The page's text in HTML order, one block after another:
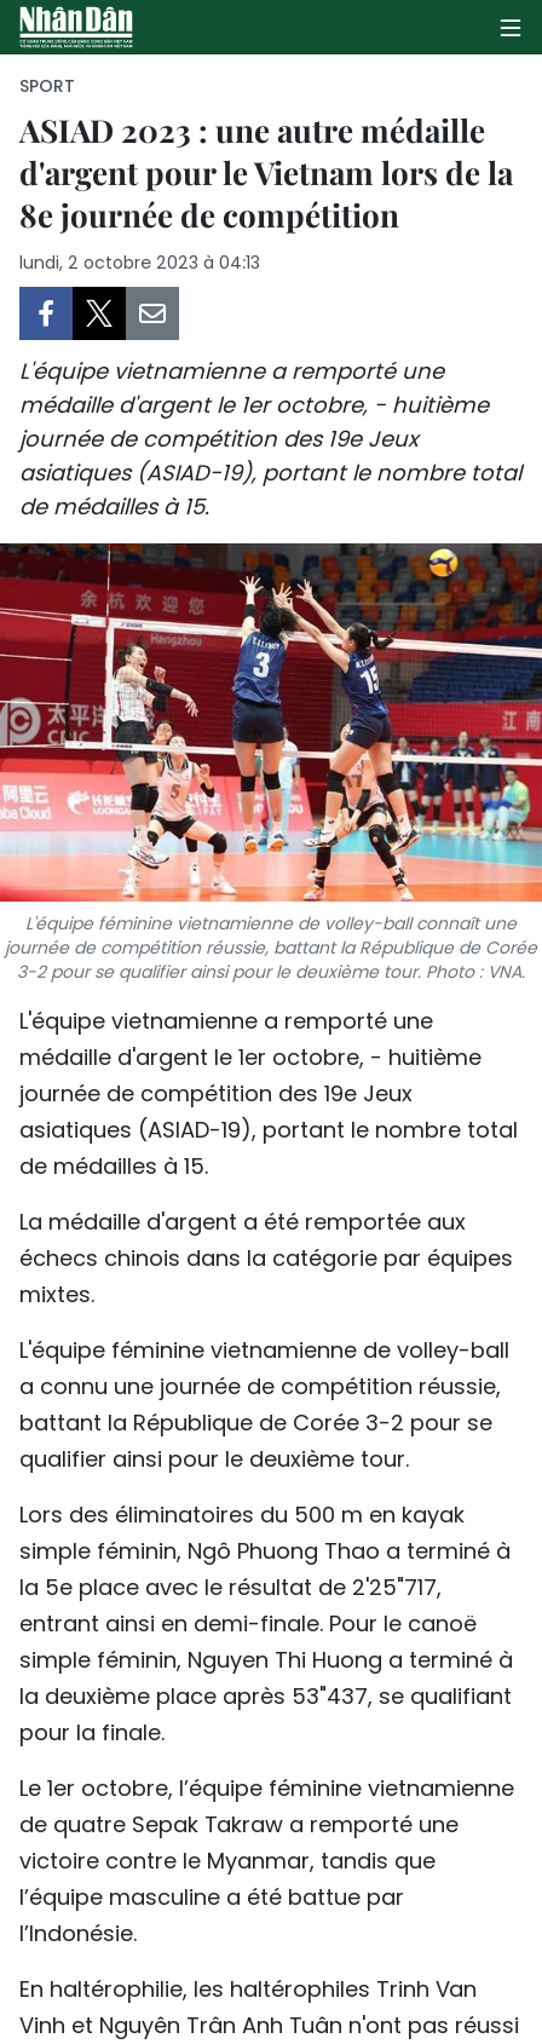
PAGE D'ACCUEIL
POLITIQUE
CULTURE
TOURISME
ENVIRONNEMENT
SPORT
FRANCOPHONIE
PAYS NATAL
INTERNATIONAL
MÉGASTORIE
INFOGRAPHIE
PHOTO
VIDÉO
À PROPOS DU "PEUPLE"
TIẾNG VIỆT
ENGLISH
中文
ESPAÑOL
SPORT
ASIAD 2023 : une autre médaille
d'argent pour le Vietnam lors de la
8e journée de compétition
lundi, 2 octobre 2023 à 04:13
L'équipe vietnamienne a remporté une
médaille d'argent le 1er octobre, - huitième
journée de compétition des 19e Jeux
asiatiques (ASIAD-19), portant le nombre total
de médailles à 15.
L'équipe féminine vietnamienne de volley-ball connaît une
journée de compétition réussie, battant la République de Corée
3-2 pour se qualifier ainsi pour le deuxième tour. Photo : VNA.
L'équipe vietnamienne a remporté une
médaille d'argent le 1er octobre, - huitième
journée de compétition des 19e Jeux
asiatiques (ASIAD-19), portant le nombre total
de médailles à 15.
La médaille d'argent a été remportée aux
échecs chinois dans la catégorie par équipes
mixtes.
L'équipe féminine vietnamienne de volley-ball
a connu une journée de compétition réussie,
battant la République de Corée 3-2 pour se
qualifier ainsi pour le deuxième tour.
Lors des éliminatoires du 500 m en kayak
simple féminin, Ngô Phuong Thao a terminé à
la 5e place avec le résultat de 2'25"717,
entrant ainsi en demi-finale. Pour le canoë
simple féminin, Nguyen Thi Huong a terminé à
la deuxième place après 53"437, se qualifiant
pour la finale.
Le 1er octobre, l’équipe féminine vietnamienne
de quatre Sepak Takraw a remporté une
victoire contre le Myanmar, tandis que
l’équipe masculine a été battue par
l’Indonésie.
En haltérophilie, les haltérophiles Trinh Van
Vinh et Nguyên Trân Anh Tuân n'ont pas réussi